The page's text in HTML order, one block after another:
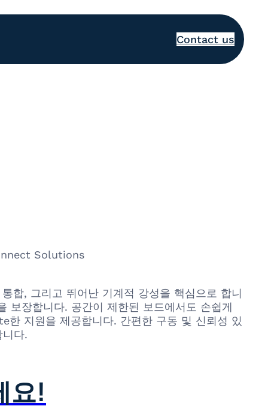
Contact us
Solutions
합, 그리고 뛰어난 기계적 강성을 핵심으로 합니
보장합니다. 공간이 제한된 보드에서도 손쉽게
한 지원을 제공합니다. 간편한 구동 및 신뢰성 있
다.
요!